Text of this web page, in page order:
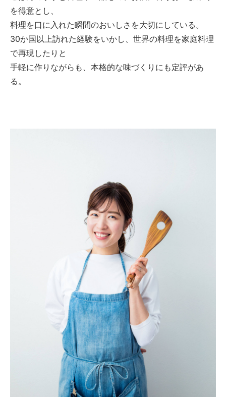
を得意とし、
料理を口に入れた瞬間のおいしさを大切にしている。
30か国以上訪れた経験をいかし、世界の料理を家庭料理
で再現したりと
手軽に作りながらも、本格的な味づくりにも定評があ
る。